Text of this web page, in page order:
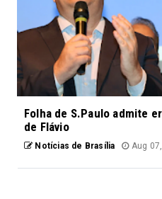
Folha de S.Paulo admite
de Flávio
Notícias de Brasília Aug